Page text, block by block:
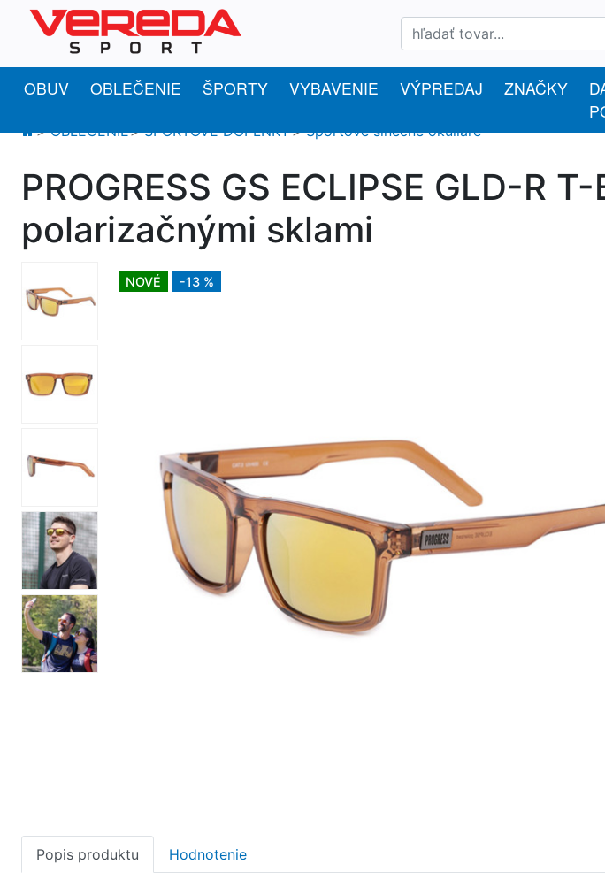
OBUV OBLEČENIE ŠPORTY VYBAVENIE VÝPREDAJ ZNAČKY
OBLEČENIE ŠPORTOVÉ DOPLNKY Športové slnečné okuliare
PROGRESS GS ECLIPSE GLD-R
polarizačnými sklami
NOVÉ -13 %
Popis produktu Hodnotenie